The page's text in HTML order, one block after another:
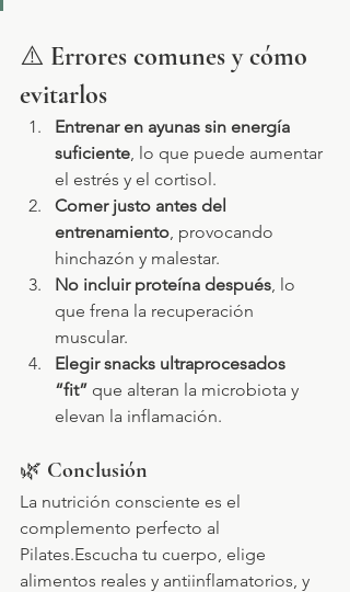
⚠️ Errores comunes y cómo
evitarlos
Entrenar en ayunas sin energía
suficiente , lo que puede aumentar
el estrés y el cortisol.
Comer justo antes del
entrenamiento , provocando
hinchazón y malestar.
No incluir proteína después , lo
que frena la recuperación
muscular.
Elegir snacks ultraprocesados
“fit” que alteran la microbiota y
elevan la inflamación.
🌿 Conclusión
La nutrición consciente es el
complemento perfecto al
Pilates.Escucha tu cuerpo, elige
alimentos reales y antiinflamatorios, y